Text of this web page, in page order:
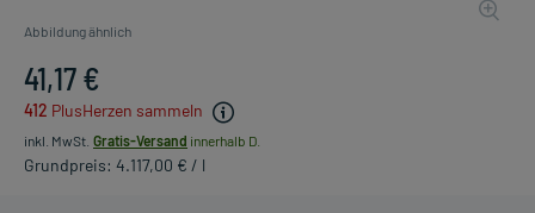
Abbildung ähnlich
41,17 €
412 PlusHerzen sammeln
inkl. MwSt. Gratis-Versand innerhalb D.
Grundpreis: 4.117,00 € / l